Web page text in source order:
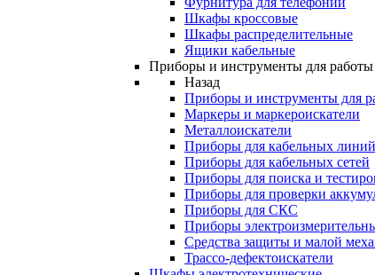
Шкафы кроссовые
Шкафы распределительные
Ящики кабельные
Приборы и инструменты для работы
Назад
Приборы и инструменты для
Маркеры и маркероискатели
Металлоискатели
Приборы для кабельных линий
Приборы для кабельных сетей
Приборы для поиска и
Приборы для проверки
Приборы для СКС
Приборы
Средства защиты и малой
Трассо-дефектоискатели